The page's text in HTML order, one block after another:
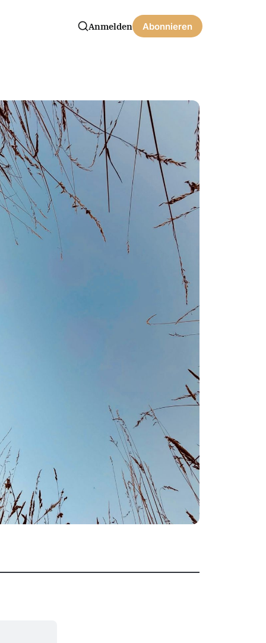
Anmelden Abonnieren